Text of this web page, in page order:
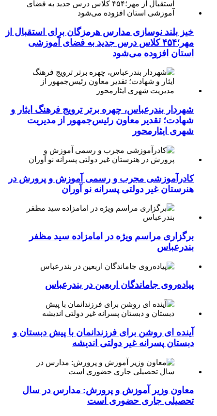
خیز بلند نوسازی مدارس هرمزگان برای استقبال از
مهر؛۴۵۴ کلاس درس جدید به فضای آموزشی
استان افزوده می‌شود
شهردار بندرعباس، چهره برتر ترویج فرهنگ ایثار و
شهادت؛ تقدیر معاون رئیس‌جمهور از مدیریت
شهری ایثارمحور
کادرآموزشی مجرب و رسمی آموزش و پرورش در
هنرستان غیر دولتی پسرانه نو آوران
برگزاری مراسم ویژه در امامزاده سید مظفر
بندرعباس
پیاده‌روی جاماندگان اربعین در بندرعباس
آینده ای روشن برای فرزندانمان با پیش دبستان و
دبستان پسرانه غیر دولتی اندیشه
معاون وزیر آموزش و پرورش: مدارس در سال
تحصیلی جاری حضوری است